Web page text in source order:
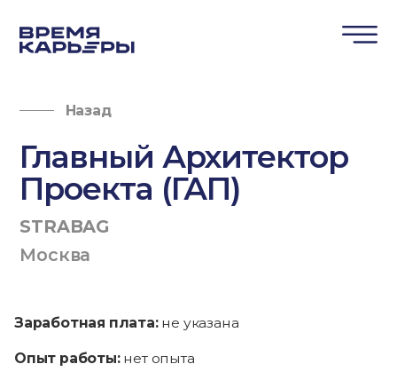
Назад
Главный Архитектор
Проекта (ГАП)
STRABAG
Москва
Заработная плата:не указана
Опыт работы:нет опыта